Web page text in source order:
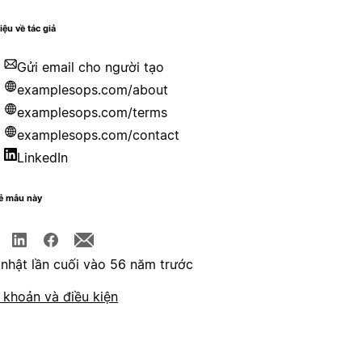
về tác giả
Gửi email cho người tạo
examplesops.com/about
examplesops.com/terms
examplesops.com/contact
LinkedIn
mẫu này
lần cuối vào 56 năm trước
và điều kiện